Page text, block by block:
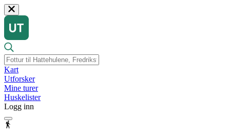
Kart
Utforsker
Mine turer
Huskelister
Logg inn